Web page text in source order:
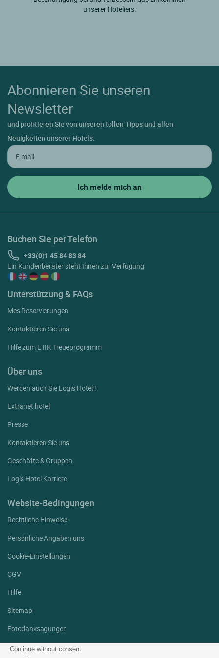
Continue without consent
unserer Hoteliers.
Abonnieren Sie unseren
Newsletter
und profitieren Sie von unseren tollen Tipps und allen
Neuigkeiten unserer Hotels.
Buchen Sie per Telefon
+33(0)1 45 84 83 84
Ein Kundenberater steht Ihnen zur Verfügung
Unterstützung & FAQs
Mes Reservierungen
Kontaktieren Sie uns
Hilfe zum ETIK Treueprogramm
Über uns
Werden auch Sie Logis Hotel !
Extranet hotel
Presse
Kontaktieren Sie uns
Geschäfte & Gruppen
Logis Hotel Karriere
Website-Bedingungen
Rechtliche Hinweise
Persönliche Angaben uns
Cookie-Einstellungen
CGV
Hilfe
Sitemap
Fotodanksagungen
Folgen Sie uns